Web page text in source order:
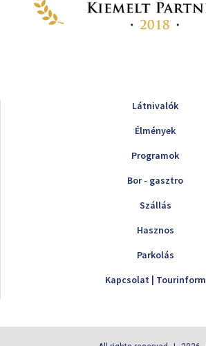
Látnivalók
Élmények
Programok
Bor - gasztro
Szállás
Hasznos
Parkolás
Kapcsolat | Tourinform